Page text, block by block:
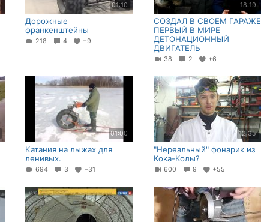
01:10
Дорожные
франкенштейны
218 4 +9
18:19
СОЗДАЛ В СВОЕМ ГАРАЖЕ
ПЕРВЫЙ В МИРЕ
ДЕТОНАЦИОННЫЙ
ДВИГАТЕЛЬ
38 2 +6
01:00
Катания на лыжах для
ленивых.
694 3 +31
12:35
"Нереальный" фонарик из
Кока-Колы?
600 9 +55